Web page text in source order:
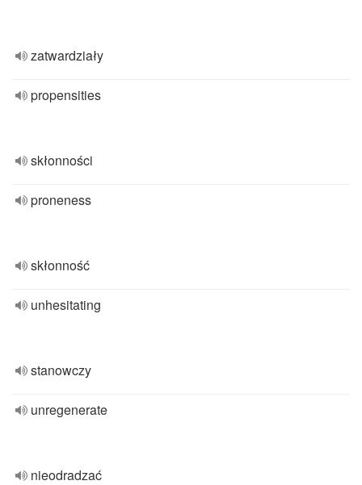
zatwardziały
propensities
skłonności
proneness
skłonność
unhesitating
stanowczy
unregenerate
nieodradzać